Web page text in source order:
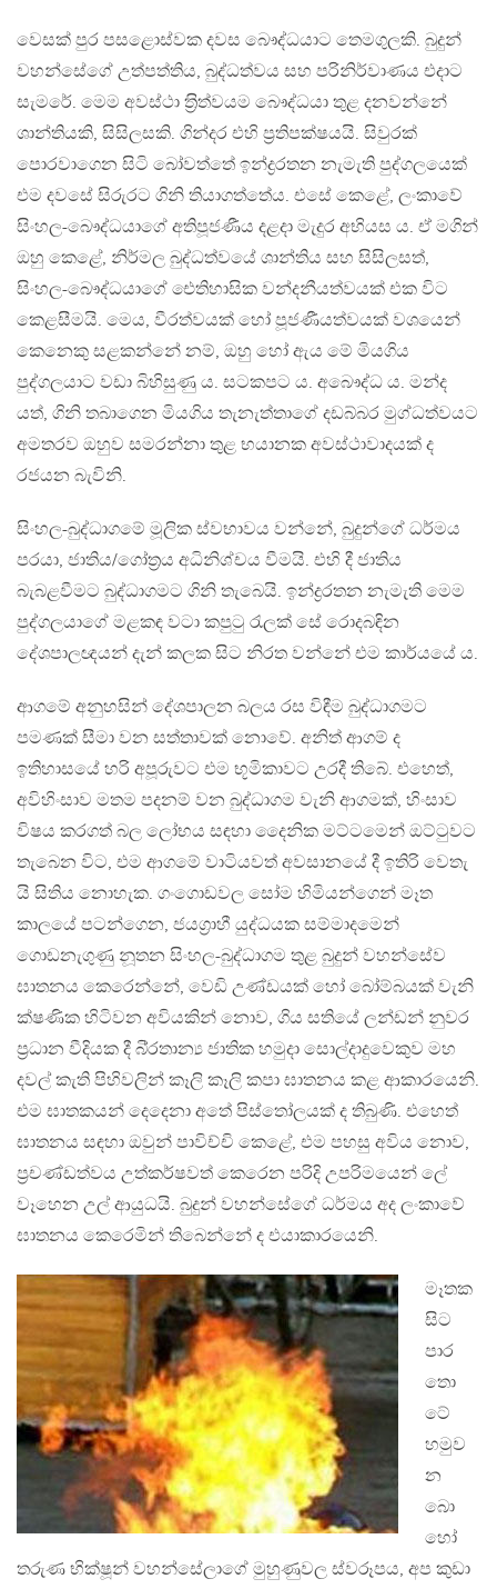
වෙසක් පුර පසළොස්වක දවස බෞද්ධයාට තෙමගුලකි. බුදුන්
වහන්සේගේ උත්පත්තිය, බුද්ධත්වය සහ පරිනිර්වාණය එදාට
සැමරේ. මෙම අවස්ථා ත‍්‍රිත්වයම බෞද්ධයා තුළ දනවන්නේ
ශාන්තියකි, සිසිලසකි. ගින්දර එහි ප‍්‍රතිපක්ෂයයි. සිවුරක්
පොරවාගෙන සිටි බෝවත්තේ ඉන්ද්‍රරතන නැමැති පුද්ගලයෙක්
එම දවසේ සිරුරට ගිනි තියාගත්තේය. එසේ කෙළේ, ලංකාවේ
සිංහල-බෞද්ධයාගේ අතිපූජණීය දළදා මැදුර අභියස ය. ඒ මගින්
ඔහු කෙළේ, නිර්මල බුද්ධත්වයේ ශාන්තිය සහ සිසිලසත්,
සිංහල-බෞද්ධයාගේ ඓතිහාසික වන්දනීයත්වයක් එක විට
කෙළසීමයි. මෙය, වීරත්වයක් හෝ පූජණීයත්වයක් වශයෙන්
කෙනෙකු සළකන්නේ නම්, ඔහු හෝ ඇය මේ මියගිය
පුද්ගලයාට වඩා බිහිසුණු ය. සටකපට ය. අබෞද්ධ ය. මන්ද
යත්, ගිනි තබාගෙන මියගිය තැනැත්තාගේ දඩබ්බර මුග්ධත්වයට
අමතරව ඔහුව සමරන්නා තුළ භයානක අවස්ථාවාදයක් ද
රජයන බැවිනි.
සිංහල-බුද්ධාගමේ මූලික ස්වභාවය වන්නේ, බුදුන්ගේ ධර්මය
පරයා, ජාතිය/ගෝත‍්‍රය අධිනිශ්චය වීමයි. එහි දී ජාතිය
බැබළවීමට බුද්ධාගමට ගිනි තැබෙයි. ඉන්ද්‍රරතන නැමැති මෙම
පුද්ගලයාගේ මළකඳ වටා කපුටු රැලක් සේ රොදබඳින
දේශපාලඥයන් දැන් කලක සිට නිරත වන්නේ එම කාර්යයේ ය.
ආගමේ අනුහසින් දේශපාලන බලය රස විඳීම බුද්ධාගමට
පමණක් සීමා වන සත්තාවක් නොවේ. අනිත් ආගම් ද
ඉතිහාසයේ හරි අපූරුවට එම භූමිකාවට උරදී තිබේ. එහෙත්,
අවිහිංසාව මතම පදනම් වන බුද්ධාගම වැනි ආගමක්, හිංසාව
විෂය කරගත් බල ලෝභය සඳහා දෛනික මට්ටමෙන් ඔට්ටුවට
තැබෙන විට, එම ආගමේ වාටියවත් අවසානයේ දී ඉතිරි වෙතැ
යි සිතිය නොහැක. ගංගොඩවල සෝම හිමියන්ගෙන් මෑත
කාලයේ පටන්ගෙන, ජයග‍්‍රාහී යුද්ධයක සම්මාදමෙන්
ගොඩනැගුණු නූතන සිංහල-බුද්ධාගම තුළ බුදුන් වහන්සේව
ඝාතනය කෙරෙන්නේ, වෙඩි උණ්ඩයක් හෝ බෝම්බයක් වැනි
ක්ෂණික හිටිවන අවියකින් නොව, ගිය සතියේ ලන්ඩන් නුවර
ප‍්‍රධාන වීදියක දී බි‍්‍රතාන්‍ය ජාතික හමුදා සොල්දාදුවෙකුව මහ
දවල් කැති පිහිවලින් කෑලි කෑලි කපා ඝාතනය කළ ආකාරයෙනි.
එම ඝාතකයන් දෙදෙනා අතේ පිස්තෝලයක් ද තිබුණි. එහෙත්
ඝාතනය සඳහා ඔවුන් පාවිච්චි කෙළේ, එම පහසු අවිය නොව,
ප‍්‍රචණ්ඩත්වය උත්කර්ෂවත් කෙරෙන පරිදි උපරිමයෙන් ලේ
වෑහෙන උල් ආයුධයි. බුදුන් වහන්සේගේ ධර්මය අද ලංකාවේ
ඝාතනය කෙරෙමින් තිබෙන්නේ ද එයාකාරයෙනි.
මෑතක
සිට
පාර
තො
ටේ
හමුව
න
බො
හෝ
තරුණ භික්ෂූන් වහන්සේලාගේ මුහුණුවල ස්වරූපය, අප කුඩා